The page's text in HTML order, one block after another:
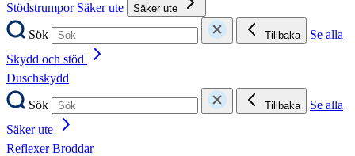
Stödstrumpor Säker ute Säker ute
Sök Tillbaka
Se alla
Skydd och stöd
Duschskydd
Sök
Tillbaka
Se alla
Säker ute
ReflexerBroddar